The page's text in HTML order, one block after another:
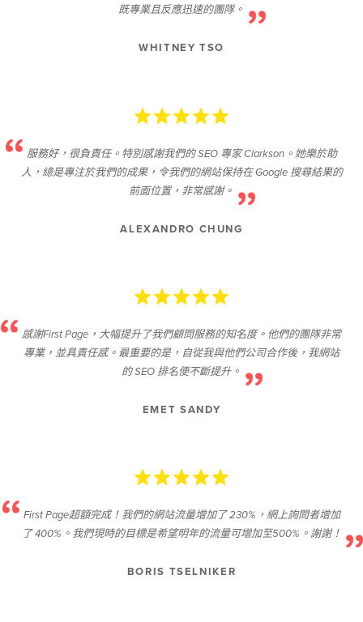
既專業且反應迅速的團隊。
WHITNEY TSO
服務好，很負責任。特別感謝我們的 SEO 專家 Clarkson。她樂於助
人，總是專注於我們的成果，令我們的網站保持在 Google 搜尋結果的
前面位置，非常感謝。
ALEXANDRO CHUNG
感謝First Page，大幅提升了我們顧問服務的知名度。他們的團隊非常
專業，並具責任感。最重要的是，自從我與他們公司合作後，我網站
的 SEO 排名便不斷提升。
EMET SANDY
First Page超額完成！我們的網站流量增加了 230%，網上詢問者增加
了 400%。我們現時的目標是希望明年的流量可增加至500%。謝謝！
BORIS TSELNIKER